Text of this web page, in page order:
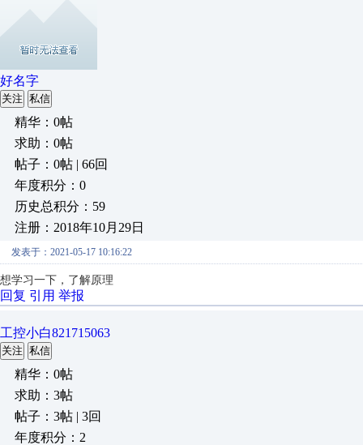
好名字
关注 私信
精华：0帖
求助：0帖
帖子：0帖 | 66回
年度积分：0
历史总积分：59
注册：2018年10月29日
发表于：2021-05-17 10:16:22
想学习一下，了解原理
回复 引用 举报
工控小白821715063
关注 私信
精华：0帖
求助：3帖
帖子：3帖 | 3回
年度积分：2